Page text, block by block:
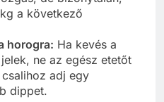
a következő
horogra: Ha kevés a
ne az egész etetőt
adj egy
dippet.